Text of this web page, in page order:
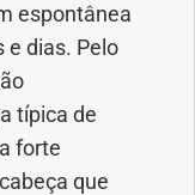
espontânea
e dias. Pelo
típica de
forte
que